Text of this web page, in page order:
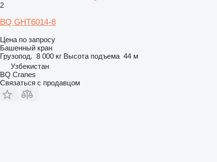
2
BQ GHT6014-8
Цена по запросу
Башенный кран
Грузопод. 8 000 кг Высота подъема 44 м
Узбекистан
BQ Cranes
Связаться с продавцом